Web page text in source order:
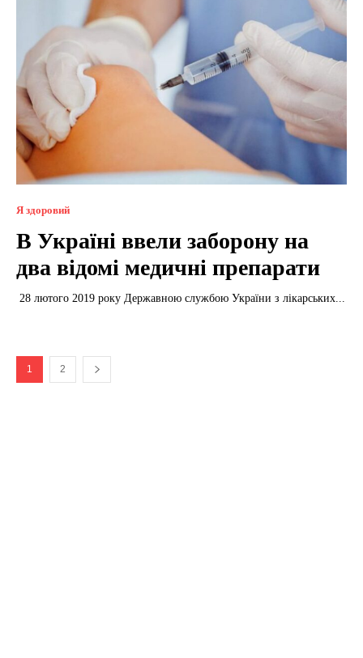
Я здоровий
В Україні ввели заборону на
два відомі медичні препарати
28 лютого 2019 року Державною службою України з лікарських...
1 2